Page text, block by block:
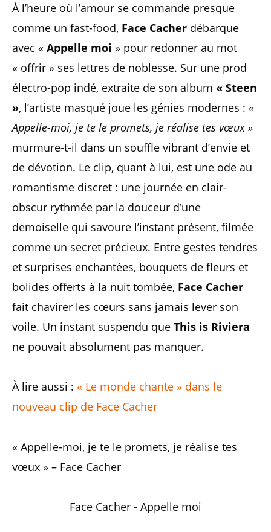
À l’heure où l’amour se commande presque
comme un fast-food, Face Cacher débarque
avec « Appelle moi » pour redonner au mot
« offrir » ses lettres de noblesse. Sur une prod
électro-pop indé, extraite de son album « Steen
», l’artiste masqué joue les génies modernes : «
Appelle-moi, je te le promets, je réalise tes vœux »
murmure-t-il dans un souffle vibrant d’envie et
de dévotion. Le clip, quant à lui, est une ode au
romantisme discret : une journée en clair-
obscur rythmée par la douceur d’une
demoiselle qui savoure l’instant présent, filmée
comme un secret précieux. Entre gestes tendres
et surprises enchantées, bouquets de fleurs et
bolides offerts à la nuit tombée, Face Cacher
fait chavirer les cœurs sans jamais lever son
voile. Un instant suspendu que This is Riviera
ne pouvait absolument pas manquer.
À lire aussi : « Le monde chante » dans le
nouveau clip de Face Cacher
« Appelle-moi, je te le promets, je réalise tes
vœux » – Face Cacher
Face Cacher - Appelle moi